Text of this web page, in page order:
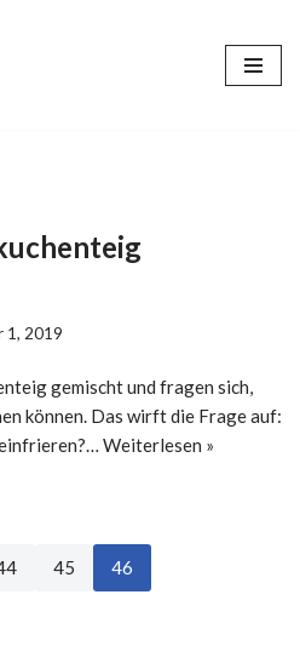
1, 2019
gemischt und fragen sich,
können. Das wirft die Frage auf:
Weiterlesen »
45 46